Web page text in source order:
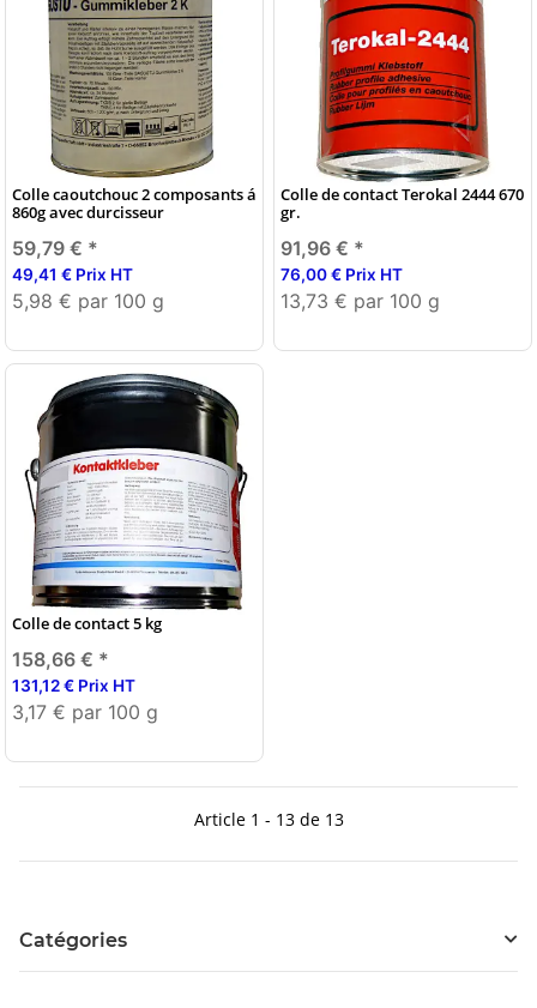
Colle caoutchouc 2 composants á
860g avec durcisseur
59,79 € *
49,41 € Prix HT
5,98 € par 100 g
Colle de contact Terokal 2444 670
gr.
91,96 € *
76,00 € Prix HT
13,73 € par 100 g
Colle de contact 5 kg
158,66 € *
131,12 € Prix HT
3,17 € par 100 g
Article 1 - 13 de 13
Catégories